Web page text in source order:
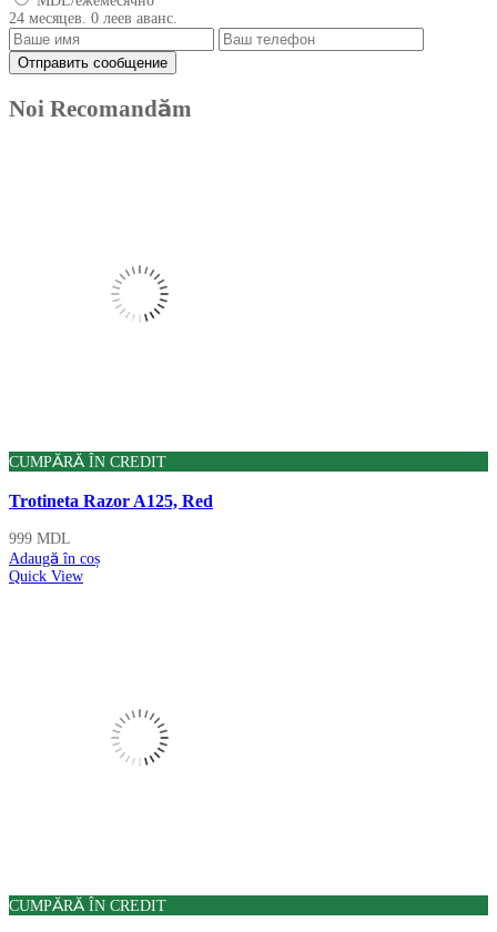
24 месяцев. 0 леев аванс.
Noi Recomandăm
CUMPĂRĂ ÎN CREDIT
Trotineta Razor A125, Red
999 MDL
Adaugă în coș
Quick View
CUMPĂRĂ ÎN CREDIT